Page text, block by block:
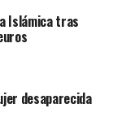
Islámica tras
desaparecida